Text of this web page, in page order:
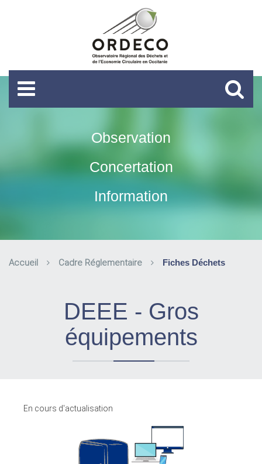
Observation
Concertation
Information
Accueil Cadre Réglementaire Fiches Déchets
DEEE - Gros
équipements
En cours d'actualisation